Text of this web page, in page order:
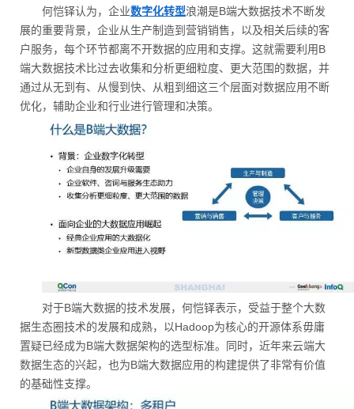
何恺铎认为，企业数字化转型浪潮是B端大数据技术不断发
展的重要背景，企业从生产制造到营销销售，以及相关后续的客
户服务，每个环节都离不开数据的应用和支撑。这就需要利用B
端大数据技术比过去收集和分析更细粒度、更大范围的数据，并
通过从无到有、从慢到快、从粗到细这三个层面对数据应用不断
优化，辅助企业和行业进行管理和决策。
对于B端大数据的技术发展，何恺铎表示，受益于整个大数
据生态圈技术的发展和成熟，以Hadoop为核心的开源体系毋庸
置疑已经成为B端大数据架构的选型标准。同时，近年来云端大
数据生态的兴起，也为B端大数据应用的构建提供了非常有价值
的基础性支撑。